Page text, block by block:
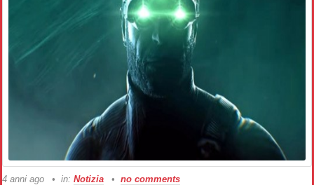
4 anni ago in: Notizia no comments